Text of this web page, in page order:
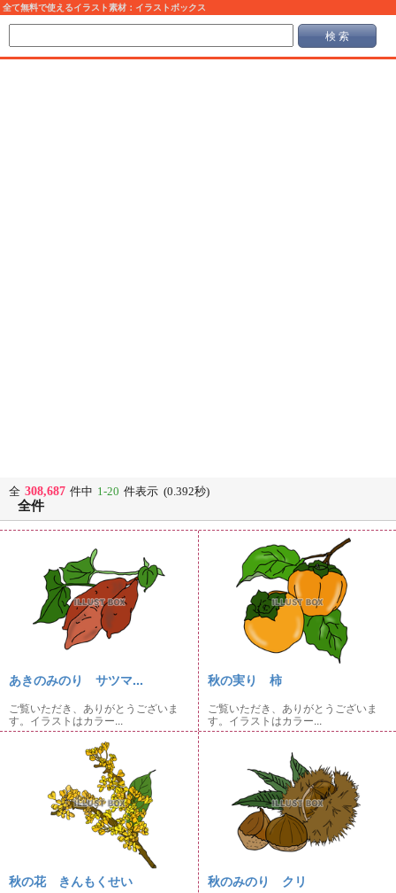
全て無料で使えるイラスト素材：イラストボックス
検 索
全 308,687 件中 1-20 件表示 (0.392秒)
全件
あきのみのり サツマ...
ご覧いただき、ありがとうございま
す。イラストはカラー...
秋の実り 柿
ご覧いただき、ありがとうございま
す。イラストはカラー...
秋の花 きんもくせい 秋のみのり クリ